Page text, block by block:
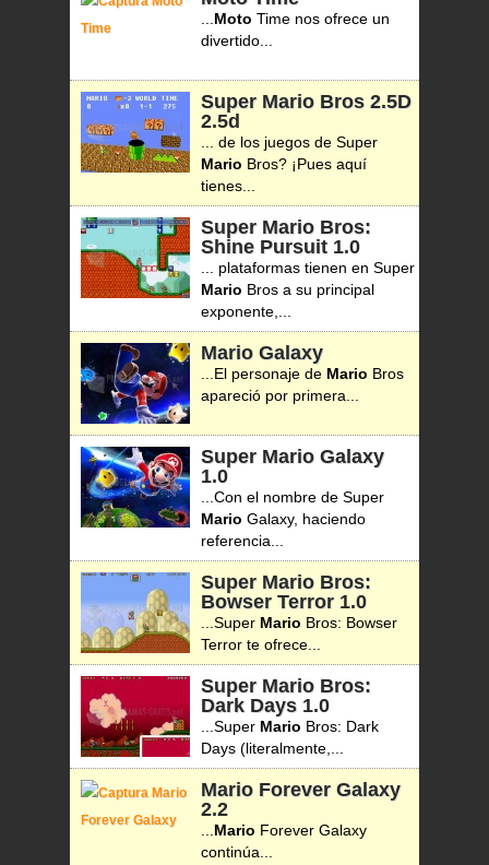
Moto Time nos ofrece un
divertido...
Super Mario Bros 2.5D
2.5d
... de los juegos de Super
Mario Bros? ¡Pues aquí
tienes...
Super Mario Bros:
Shine Pursuit 1.0
... plataformas tienen en Super
Mario Bros a su principal
exponente,...
Mario Galaxy
...El personaje de Mario Bros
apareció por primera...
Super Mario Galaxy
1.0
...Con el nombre de Super
Mario Galaxy, haciendo
referencia...
Super Mario Bros:
Bowser Terror 1.0
...Super Mario Bros: Bowser
Terror te ofrece...
Super Mario Bros:
Dark Days 1.0
...Super Mario Bros: Dark
Days (literalmente,...
Mario Forever Galaxy
2.2
Mario Forever Galaxy
continúa...